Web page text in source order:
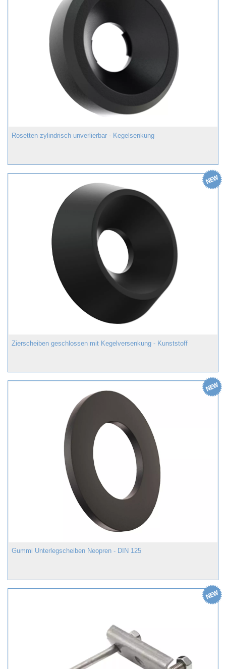
Rosetten zylindrisch unverlierbar - Kegelsenkung
Zierscheiben geschlossen mit Kegelversenkung - Kunststoff
Gummi Unterlegscheiben Neopren - DIN 125